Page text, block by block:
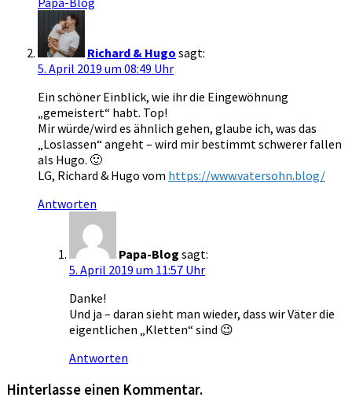
Richard & Hugo sagt:
5. April 2019 um 08:49 Uhr
Ein schöner Einblick, wie ihr die Eingewöhnung
„gemeistert“ habt. Top!
Mir würde/wird es ähnlich gehen, glaube ich, was das
„Loslassen“ angeht – wird mir bestimmt schwerer fallen
als Hugo. 🙂
LG, Richard & Hugo vom https://www.vatersohn.blog/
Antworten
Papa-Blog sagt:
5. April 2019 um 11:57 Uhr
Danke!
Und ja – daran sieht man wieder, dass wir Väter die
eigentlichen „Kletten“ sind 😉
Antworten
Hinterlasse einen Kommentar.